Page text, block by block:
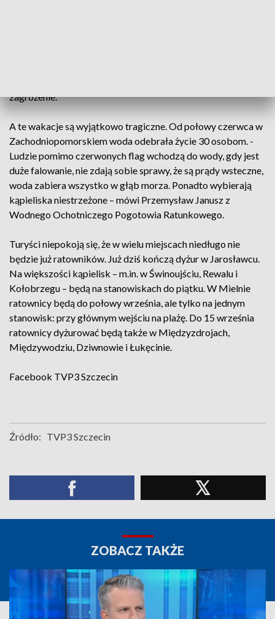
zagrożenie.
A te wakacje są wyjątkowo tragiczne. Od połowy czerwca w
Zachodniopomorskiem woda odebrała życie 30 osobom. -
Ludzie pomimo czerwonych flag wchodzą do wody, gdy jest
duże falowanie, nie zdają sobie sprawy, że są prądy wsteczne,
woda zabiera wszystko w głąb morza. Ponadto wybierają
kąpieliska niestrzeżone – mówi Przemysław Janusz z
Wodnego Ochotniczego Pogotowia Ratunkowego.
Turyści niepokoją się, że w wielu miejscach niedługo nie
będzie już ratowników. Już dziś kończą dyżur w Jarosławcu.
Na większości kąpielisk – m.in. w Świnoujściu, Rewalu i
Kołobrzegu – będą na stanowiskach do piątku. W Mielnie
ratownicy będą do połowy września, ale tylko na jednym
stanowisk: przy głównym wejściu na plażę. Do 15 września
ratownicy dyżurować będą także w Międzyzdrojach,
Międzywodziu, Dziwnowie i Łukęcinie.
Facebook TVP3 Szczecin
Źródło: TVP3 Szczecin
ZOBACZ TAKŻE